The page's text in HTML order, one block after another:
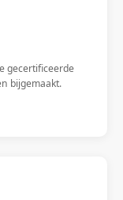
gecertificeerde
bijgemaakt.